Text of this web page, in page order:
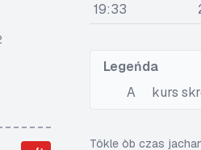
19:33
Legeńda
A
kurs
Tôkle òb czas